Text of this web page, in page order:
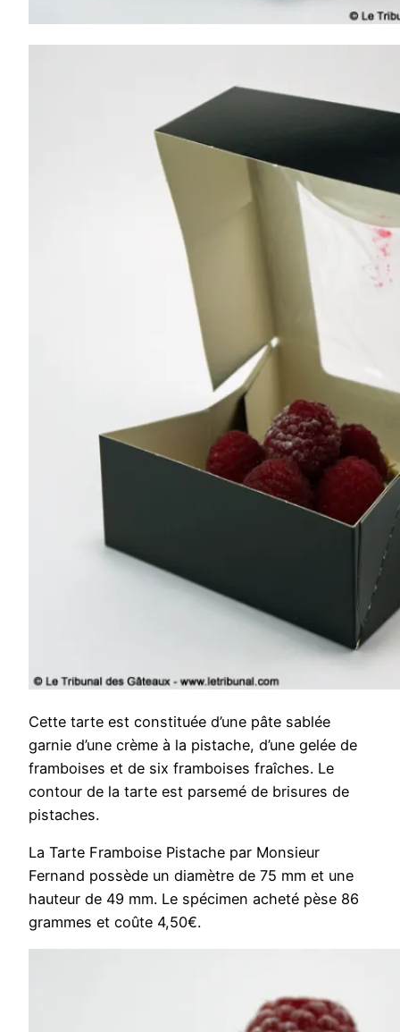
Cette tarte est constituée d’une pâte sablée
garnie d’une crème à la pistache, d’une gelée de
framboises et de six framboises fraîches. Le
contour de la tarte est parsemé de brisures de
pistaches.
La Tarte Framboise Pistache par Monsieur
Fernand possède un diamètre de 75 mm et une
hauteur de 49 mm. Le spécimen acheté pèse 86
grammes et coûte 4,50€.